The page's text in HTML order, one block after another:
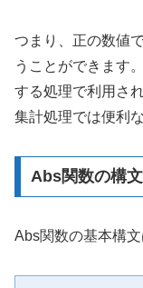
つまり、正の数値
うことができます
する処理で利用さ
集計処理では便利
Abs関数の構文
Abs関数の基本構文